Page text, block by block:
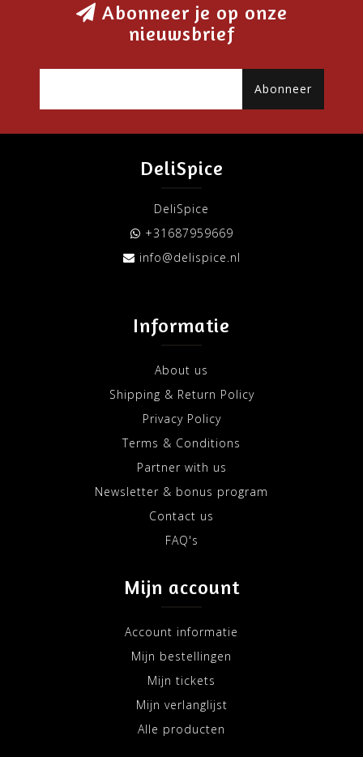
Abonneer je op onze
nieuwsbrief
Abonneer
DeliSpice
DeliSpice
+31687959669
info@delispice.nl
Informatie
About us
Shipping & Return Policy
Privacy Policy
Terms & Conditions
Partner with us
Newsletter & bonus program
Contact us
FAQ's
Mijn account
Account informatie
Mijn bestellingen
Mijn tickets
Mijn verlanglijst
Alle producten